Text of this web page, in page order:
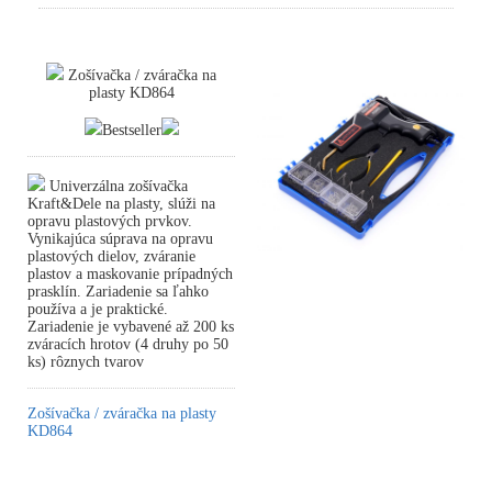
Zošívačka / zváračka na
plasty KD864
Bestseller
Univerzálna zošívačka
Kraft&Dele na plasty, slúži na
opravu plastových prvkov.
Vynikajúca súprava na opravu
plastových dielov, zváranie
plastov a maskovanie prípadných
prasklín. Zariadenie sa ľahko
používa a je praktické.
Zariadenie je vybavené až 200 ks
zváracích hrotov (4 druhy po 50
ks) rôznych tvarov
Zošívačka / zváračka na plasty
KD864